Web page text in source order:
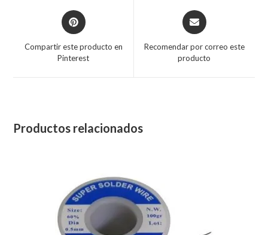
Compartir este producto en
Pinterest
Recomendar por correo este
producto
Productos relacionados